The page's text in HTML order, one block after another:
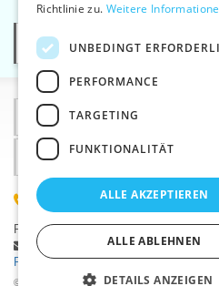
Kategorie
Informationen
©2026 Kurzwaren-Großhandel - VTC AG.,
Warum sollten Sie gerade uns
(+420) 585 051 217
Plzeňská 868, 783 91 Uničov,
Stellen Sie eine Frage|
Fehler
Probleme bei der Anmeldung ?
Richtlinie zu. Weitere
UNBEDINGT
PERFORMANCE
TARGETING
FUNKTIONALITÄT
ALLE AKZEPTIEREN
ALLE ABLEHNEN
DETAILS ANZEIGEN